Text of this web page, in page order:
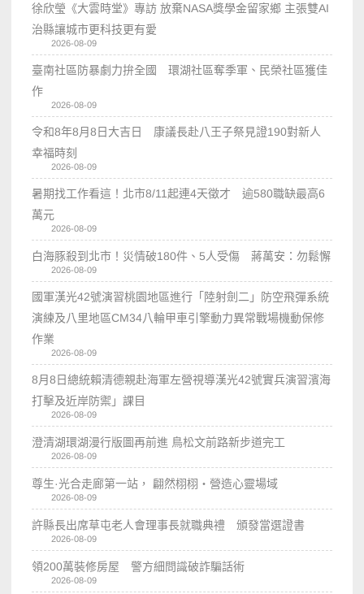
徐欣瑩《大雲時堂》專訪 放棄NASA獎學金留家鄉 主張雙AI
治縣讓城市更科技更有愛
2026-08-09
臺南社區防暴劇力拚全國 環湖社區奪季軍、民榮社區獲佳
作
2026-08-09
令和8年8月8日大吉日 康議長赴八王子祭見證190對新人
幸福時刻
2026-08-09
暑期找工作看這！北市8/11起連4天徵才 逾580職缺最高6
萬元
2026-08-09
白海豚殺到北市！災情破180件、5人受傷 蔣萬安：勿鬆懈
2026-08-09
國軍漢光42號演習桃園地區進行「陸射劍二」防空飛彈系統
演練及八里地區CM34八輪甲車引擎動力異常戰場機動保修
作業
2026-08-09
8月8日總統賴清德親赴海軍左營視導漢光42號實兵演習濱海
打擊及近岸防禦」課目
2026-08-09
澄清湖環湖漫行版圖再前進 鳥松文前路新步道完工
2026-08-09
尊生·光合走廊第一站， 翩然栩栩・營造心靈場域
2026-08-09
許縣長出席草屯老人會理事長就職典禮 頒發當選證書
2026-08-09
領200萬裝修房屋 警方細問識破詐騙話術
2026-08-09